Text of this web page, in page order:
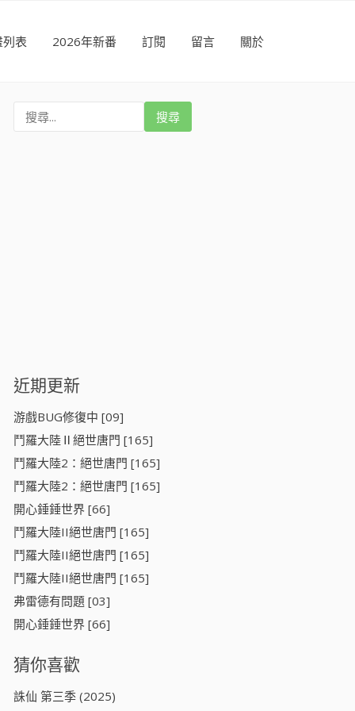
表 2026年新番 訂閱 留言 關於
近期更新
游戲BUG修復中 [09]
鬥羅大陸Ⅱ絕世唐門 [165]
鬥羅大陸2：絕世唐門 [165]
鬥羅大陸2：絕世唐門 [165]
開心錘錘世界 [66]
鬥羅大陸II絕世唐門 [165]
鬥羅大陸II絕世唐門 [165]
鬥羅大陸II絕世唐門 [165]
弗雷德有問題 [03]
開心錘錘世界 [66]
猜你喜歡
誅仙 第三季 (2025)